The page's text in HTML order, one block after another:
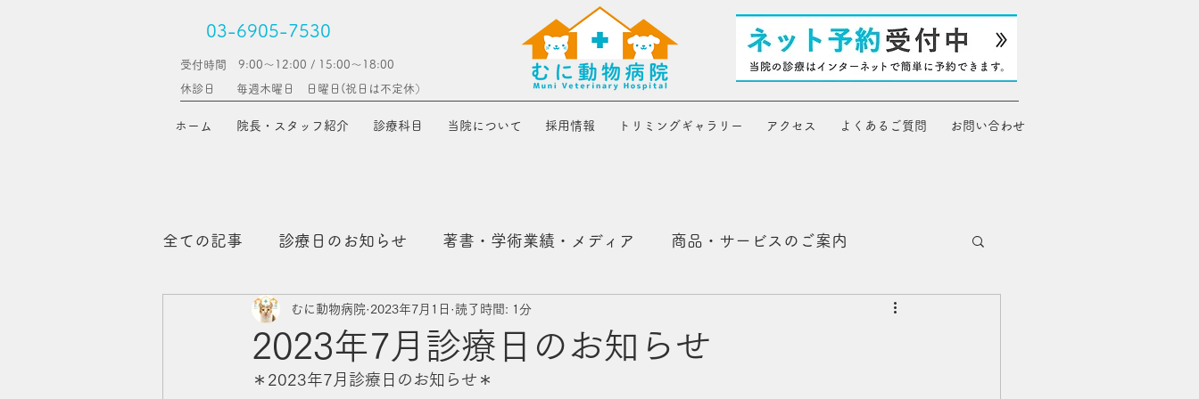
受付時間 9:00～12:00 / 15:00〜18:00
毎週木曜日 日曜日(​祝日は不定休）
休診日
03-6905-7530
ホーム 院長・スタッフ紹介 診療科目 当院について 採用情報 トリミングギャラリー アクセス よくあるご質問 お問い合わせ
全ての記事 診療日のお知らせ 著書・学術業績・メディア 商品・サービスのご案内
コラム（予防医学）
2023年7月診療日のお知らせ
むに動物病院 2023年7月1日 読了時間: 1分
＊2023年7月診療日のお知らせ＊